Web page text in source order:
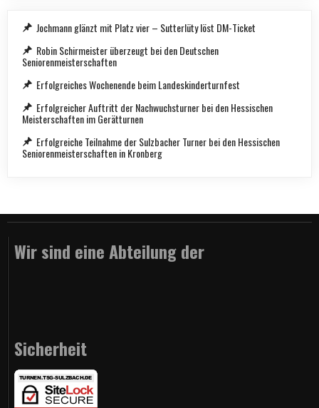
Jochmann glänzt mit Platz vier – Sutterlüty löst DM-Ticket
Robin Schirmeister überzeugt bei den Deutschen
Seniorenmeisterschaften
Erfolgreiches Wochenende beim Landeskinderturnfest
Erfolgreicher Auftritt der Nachwuchsturner bei den Hessischen
Meisterschaften im Gerätturnen
Erfolgreiche Teilnahme der Sulzbacher Turner bei den Hessischen
Seniorenmeisterschaften in Kronberg
Wir sind eine Abteilung der
Sicherheit